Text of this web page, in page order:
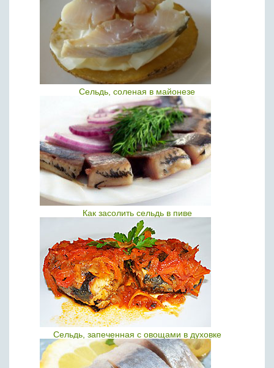
Сельдь, соленая в майонезе
Как засолить сельдь в пиве
Сельдь, запеченная с овощами в духовке